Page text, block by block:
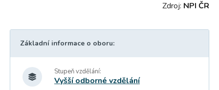
Zdroj: NPI ČR
Základní informace o oboru:
Stupeň vzdělání:
Vyšší odborné vzdělání